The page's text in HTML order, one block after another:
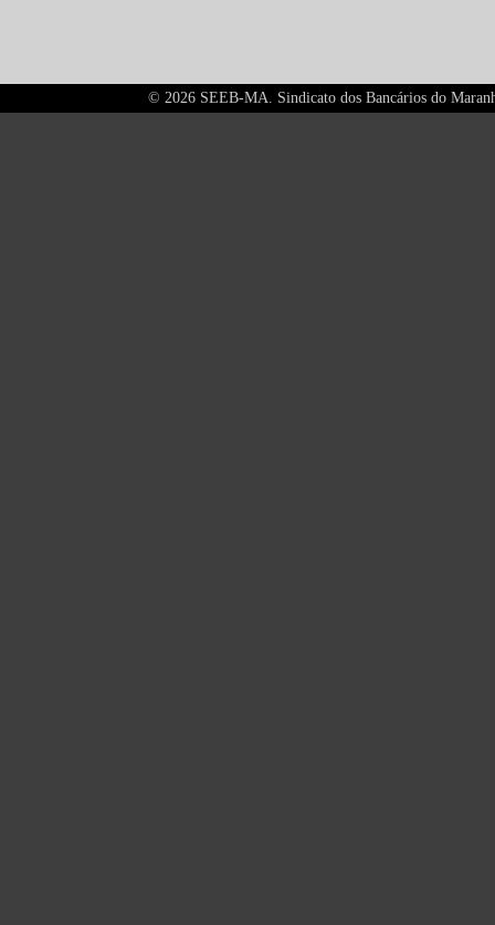
© 2026 SEEB-MA. Sindicato dos Bancários do